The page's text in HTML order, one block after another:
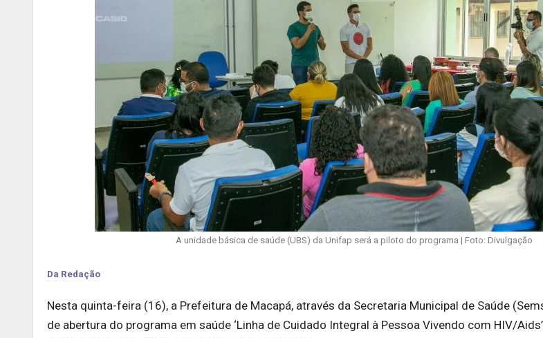
A unidade básica de saúde (UBS) da Unifap será a piloto do programa | Foto: Divulgação
Da Redação
Nesta quinta-feira (16), a Prefeitura de Macapá, através da Secretaria Municipal de Saúde
de abertura do programa em saúde ‘Linha de Cuidado Integral à Pessoa Vivendo com HIV/